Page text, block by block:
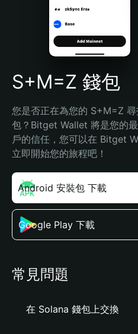
Português (Brasil)
Español (Argentina)
S+M=Z 錢包
您是否正在為您的 S+M=Z
包？Bitget Wallet 將是您的
戶的信任，您可以在 Bitget
立即開始您的旅程吧！
Android 安裝包 下載
Google Play 下載
常見問題
在 Solana 錢包上交換